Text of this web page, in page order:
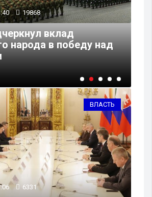
19868
вклад
народа в победу над
ВЛАСТЬ
6331